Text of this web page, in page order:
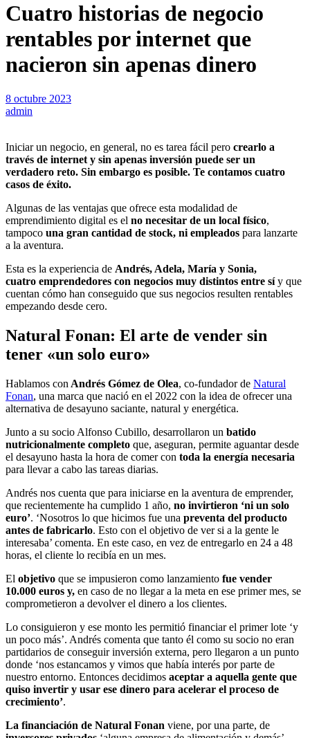
Cuatro historias de negocio
rentables por internet que
nacieron sin apenas dinero
8 octubre 2023
admin
Iniciar un negocio, en general, no es tarea fácil pero crearlo a
través de internet y sin apenas inversión puede ser un
verdadero reto. Sin embargo es posible. Te contamos cuatro
casos de éxito.
Algunas de las ventajas que ofrece esta modalidad de
emprendimiento digital es el no necesitar de un local físico,
tampoco una gran cantidad de stock, ni empleados para lanzarte
a la aventura.
Esta es la experiencia de Andrés, Adela, María y Sonia,
cuatro emprendedores con negocios muy distintos entre síy que
cuentan cómo han conseguido que sus negocios resulten rentables
empezando desde cero.
Natural Fonan: El arte de vender sin
tener «un solo euro»
Hablamos con Andrés Gómez de Olea, co-fundador de Natural
Fonan, una marca que nació en el 2022 con la idea de ofrecer una
alternativa de desayuno saciante, natural y energética.
Junto a su socio Alfonso Cubillo, desarrollaron un batido
nutricionalmente completo que, aseguran, permite aguantar desde
el desayuno hasta la hora de comer con toda la energía necesaria
para llevar a cabo las tareas diarias.
Andrés nos cuenta que para iniciarse en la aventura de emprender,
que recientemente ha cumplido 1 año, no invirtieron ‘ni un solo
euro’. ‘Nosotros lo que hicimos fue una preventa del producto
antes de fabricarlo. Esto con el objetivo de ver si a la gente le
interesaba’ comenta. En este caso, en vez de entregarlo en 24 a 48
horas, el cliente lo recibía en un mes.
El objetivo que se impusieron como lanzamiento fue vender
10.000 euros y, en caso de no llegar a la meta en ese primer mes, se
comprometieron a devolver el dinero a los clientes.
Lo consiguieron y ese monto les permitió financiar el primer lote ‘y
un poco más’. Andrés comenta que tanto él como su socio no eran
partidarios de conseguir inversión externa, pero llegaron a un punto
donde ‘nos estancamos y vimos que había interés por parte de
nuestro entorno. Entonces decidimos aceptar a aquella gente que
quiso invertir y usar ese dinero para acelerar el proceso de
crecimiento’.
La financiación de Natural Fonan viene, por una parte, de